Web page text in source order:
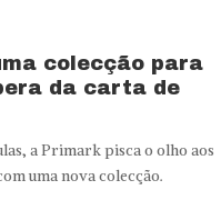
colecção para
da carta de
a Primark pisca o olho aos
uma nova colecção.